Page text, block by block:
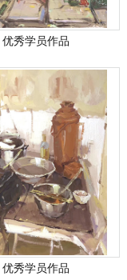
优秀学员作品
优秀学员作品